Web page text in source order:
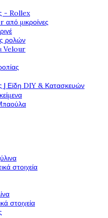
- Rollex
μικροίνες
ρολών
Velour
| Είδη DIY & Κατασκευών
στοιχεία
στοιχεία